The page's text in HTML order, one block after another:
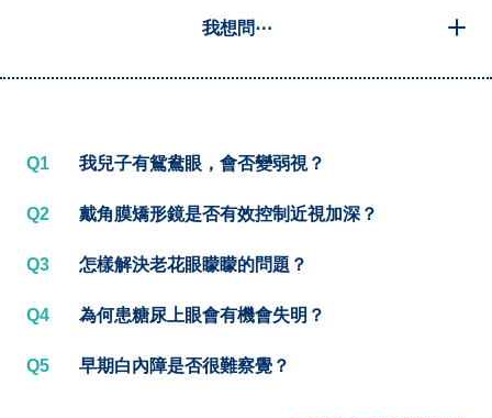
我想問⋯
Q1 我兒子有鴛鴦眼，會否變弱視？
Q2 戴角膜矯形鏡是否有效控制近視加深？
Q3 怎樣解決老花眼矇矇的問題？
Q4 為何患糖尿上眼會有機會失明？
Q5 早期白內障是否很難察覺？